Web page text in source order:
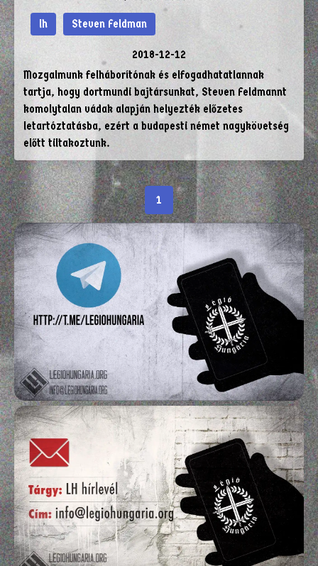
lh Steven Feldman
2018-12-12
Mozgalmunk felháborítónak és elfogadhatatlannak
tartja, hogy dortmundi bajtársunkat, Steven Feldmannt
komolytalan vádak alapján helyezték előzetes
letartóztatásba, ezért a budapesti német nagykövetség
előtt tiltakoztunk.
1